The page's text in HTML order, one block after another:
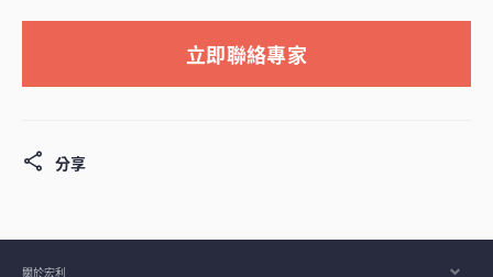
立即聯絡專家
分享
關於宏利